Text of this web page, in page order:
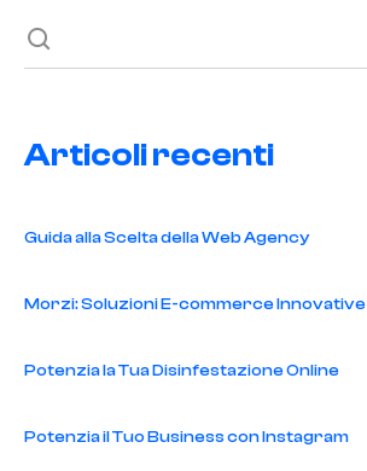
Articoli recenti
Guida alla Scelta della Web Agency
Morzi: Soluzioni E-commerce Innovative
Potenzia la Tua Disinfestazione Online
Potenzia il Tuo Business con Instagram